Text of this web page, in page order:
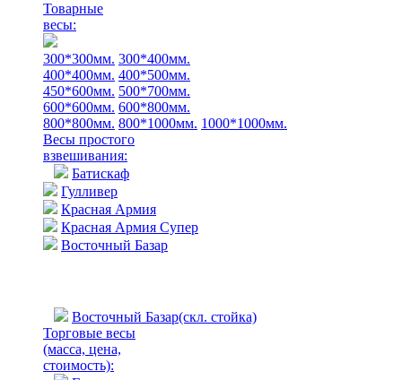
Товарные
весы:
300*300мм. 300*400мм.
400*400мм. 400*500мм.
450*600мм. 500*700мм.
600*600мм. 600*800мм.
800*800мм. 800*1000мм. 1000*1000мм.
Весы простого
взвешивания:
Батискаф
Гулливер
Красная Армия
Красная Армия Супер
Восточный Базар
Восточный Базар(скл. стойка)
Торговые весы
(масса, цена,
стоимость):